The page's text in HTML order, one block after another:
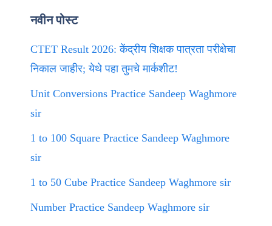
नवीन पोस्ट
CTET Result 2026: केंद्रीय शिक्षक पात्रता परीक्षेचा
निकाल जाहीर; येथे पहा तुमचे मार्कशीट!
Unit Conversions Practice Sandeep Waghmore
sir
1 to 100 Square Practice Sandeep Waghmore
sir
1 to 50 Cube Practice Sandeep Waghmore sir
Number Practice Sandeep Waghmore sir